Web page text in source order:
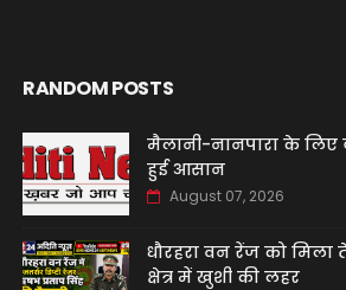
RANDOM POSTS
मैलानी-नानपारा के लिए
हुई आसान
August 07, 2026
धौरहरा वन रेंज को मिला
क्षेत्र में खुशी की लहर